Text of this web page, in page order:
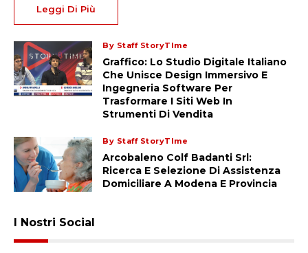
Leggi Di Più
By Staff StoryTIme
Graffico: Lo Studio Digitale Italiano
Che Unisce Design Immersivo E
Ingegneria Software Per
Trasformare I Siti Web In
Strumenti Di Vendita
By Staff StoryTIme
Arcobaleno Colf Badanti Srl:
Ricerca E Selezione Di Assistenza
Domiciliare A Modena E Provincia
I Nostri Social